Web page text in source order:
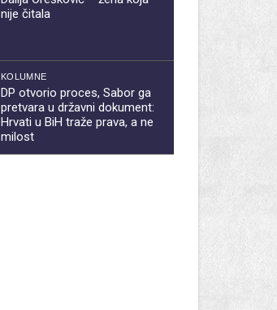
nije čitala
KOLUMNE
DP otvorio proces, Sabor ga
pretvara u državni dokument:
Hrvati u BiH traže prava, a ne
milost